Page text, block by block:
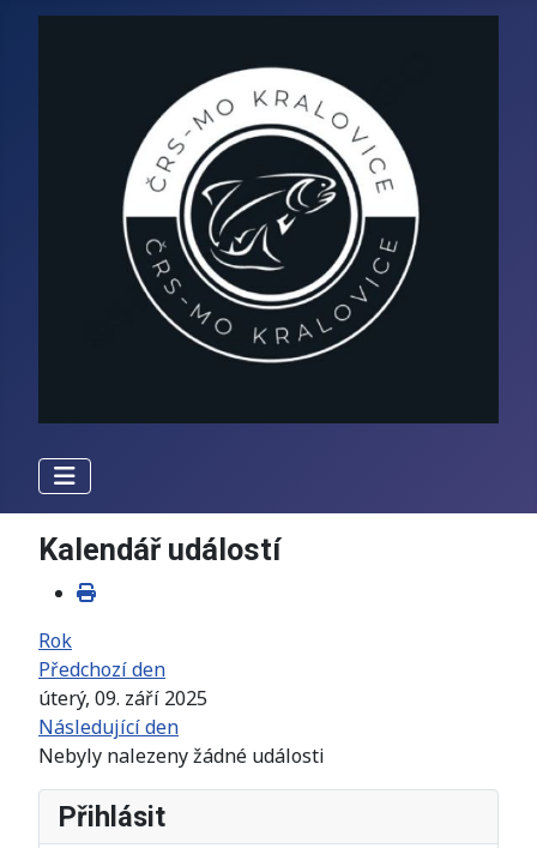
Kalendář událostí
Rok
Předchozí den
úterý, 09. září 2025
Následující den
Nebyly nalezeny žádné události
Přihlásit